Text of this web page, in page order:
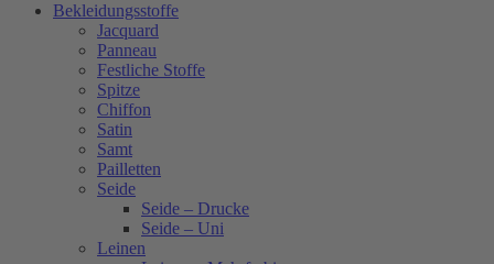
Bekleidungsstoffe
Jacquard
Panneau
Festliche Stoffe
Spitze
Chiffon
Satin
Samt
Pailletten
Seide
Seide – Drucke
Seide – Uni
Leinen